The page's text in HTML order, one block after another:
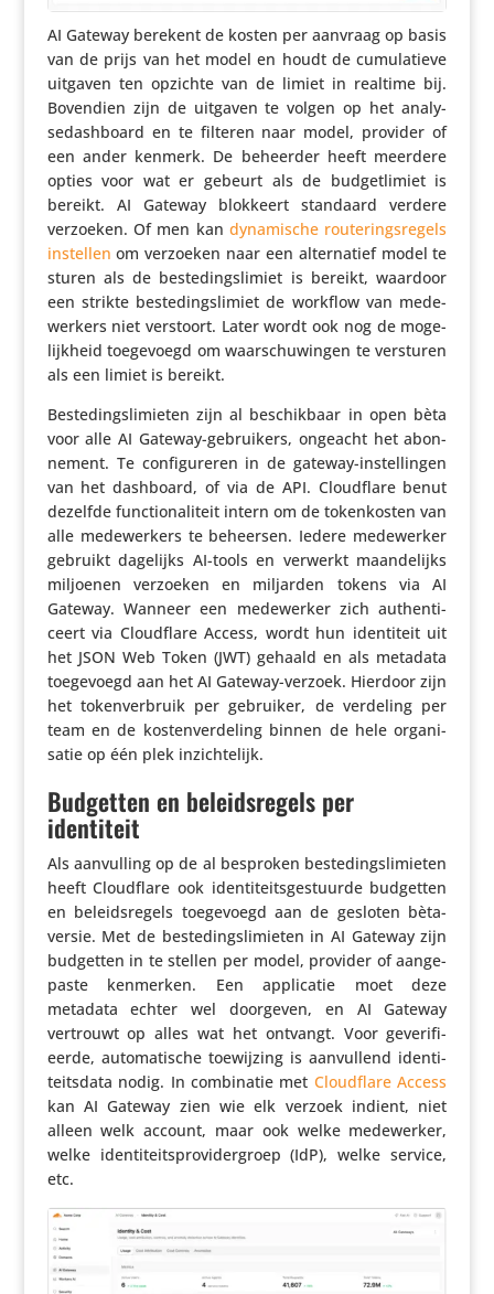
AI Gateway berekent de kosten per aanvraag op basis
van de prijs van het model en houdt de cumu­la­tieve
uitgaven ten opzichte van de limiet in realtime bij.
Bovendien zijn de uitgaven te volgen op het analy­
sedash­board en te filteren naar model, provider of
een ander kenmerk. De beheerder heeft meerdere
opties voor wat er gebeurt als de budget­li­miet is
bereikt. AI Gateway blokkeert standaard verdere
verzoeken. Of men kandyna­mi­sche route­rings­re­gels
instellenom verzoeken naar een alter­na­tief model te
sturen als de beste­dings­li­miet is bereikt, waardoor
een strikte beste­dings­li­miet de workflow van mede­
wer­kers niet verstoort. Later wordt ook nog de moge­
lijk­heid toege­voegd om waar­schu­wingen te versturen
als een limiet is bereikt.
Beste­dings­li­mieten zijn al beschik­baar in open bèta
voor alle AI Gateway-gebrui­kers, ongeacht het abon­
ne­ment. Te confi­gu­reren in de gateway-instel­lingen
van het dashboard, of via de API. Cloud­flare benut
dezelfde func­ti­o­na­li­teit intern om de token­kosten van
alle mede­wer­kers te beheersen. Iedere mede­werker
gebruikt dagelijks AI-tools en verwerkt maan­de­lijks
miljoenen verzoeken en miljarden tokens via AI
Gateway. Wanneer een mede­werker zich authen­ti­
ceert via Cloud­flare Access, wordt hun iden­ti­teit uit
het JSON Web Token (JWT) gehaald en als metadata
toege­voegd aan het AI Gateway-verzoek. Hierdoor zijn
het token­ver­bruik per gebruiker, de verdeling per
team en de kosten­ver­de­ling binnen de hele orga­ni­
satie op één plek inzichtelijk.
Budgetten en beleidsregels per
identiteit
Als aanvul­ling op de al besproken beste­dings­li­mieten
heeft Cloud­flare ook iden­ti­teits­ge­stuurde budgetten
en beleids­re­gels toege­voegd aan de gesloten bèta­
versie. Met de beste­dings­li­mieten in AI Gateway zijn
budgetten in te stellen per model, provider of aange­
paste kenmerken. Een appli­catie moet deze
metadata echter wel doorgeven, en AI Gateway
vertrouwt op alles wat het ontvangt. Voor geve­ri­fi­
eerde, auto­ma­ti­sche toewij­zing is aanvul­lend iden­ti­
teits­data nodig. In combi­natie met Cloud­flare Access
kan AI Gateway zien wie elk verzoek indient, niet
alleen welk account, maar ook welke mede­werker,
welke iden­ti­teits­pro­vi­der­groep (IdP), welke service,
etc.